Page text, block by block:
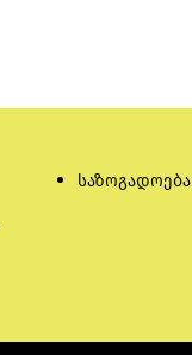
საზოგადოება